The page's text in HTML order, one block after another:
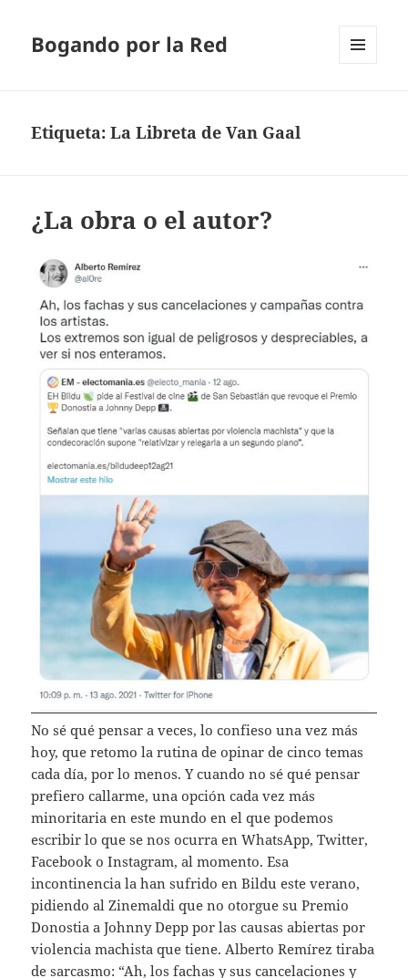
Bogando por la Red
Etiqueta:La Libreta de Van Gaal
¿La obra o el autor?
No sé qué pensar a veces, lo confieso una vez más
hoy, que retomo la rutina de opinar de cinco temas
cada día, por lo menos. Y cuando no sé qué pensar
prefiero callarme, una opción cada vez más
minoritaria en este mundo en el que podemos
escribir lo que se nos ocurra en WhatsApp, Twitter,
Facebook o Instagram, al momento. Esa
incontinencia la han sufrido en Bildu este verano,
pidiendo al Zinemaldi que no otorgue su Premio
Donostia a Johnny Depp por las causas abiertas por
violencia machista que tiene. Alberto Remírez tiraba
de sarcasmo: “Ah, los fachas y sus cancelaciones y